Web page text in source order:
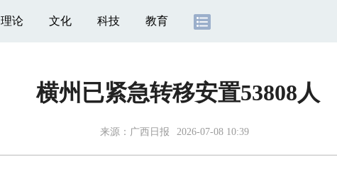
理论 文化 科技 教育
横州已紧急转移安置53808人
来源： 广西日报 2026-07-08 10:39